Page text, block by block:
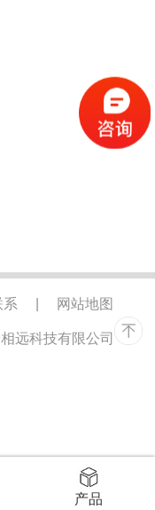
系 网站地图
远科技有限公司
产品